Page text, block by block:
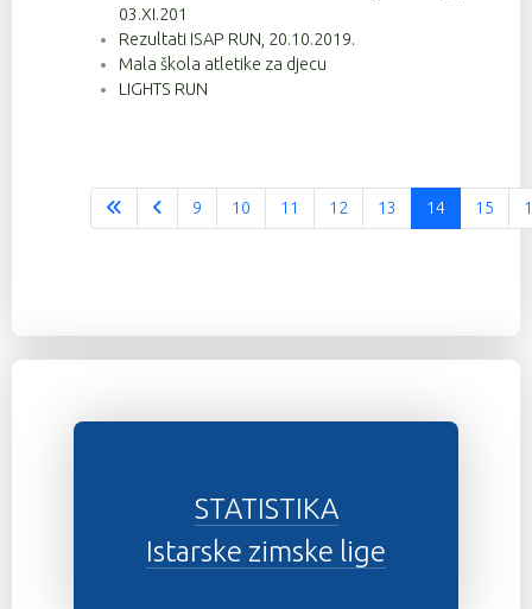
03.XI.201
Rezultati ISAP RUN, 20.10.2019.
Mala škola atletike za djecu
LIGHTS RUN
9 10 11 12 13 14 15
STATISTIKA
Istarske zimske lige